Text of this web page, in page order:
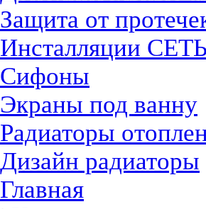
Защита от
Инсталляции
Сифоны
Экраны под ванну
Радиаторы
Дизайн радиаторы
Главная